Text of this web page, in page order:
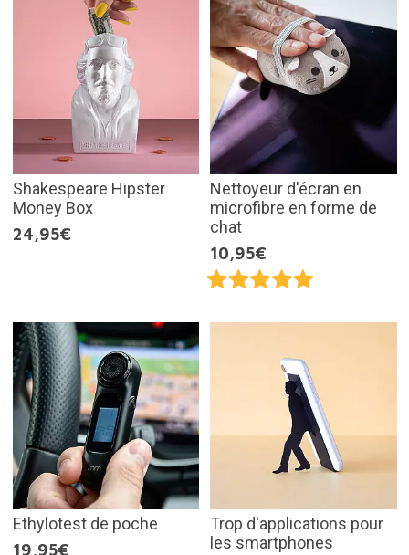
Shakespeare Hipster
Money Box
24,95€
Nettoyeur d'écran en
microfibre en forme de
chat
10,95€
Ethylotest de poche
19,95€
Trop d'applications pour
les smartphones